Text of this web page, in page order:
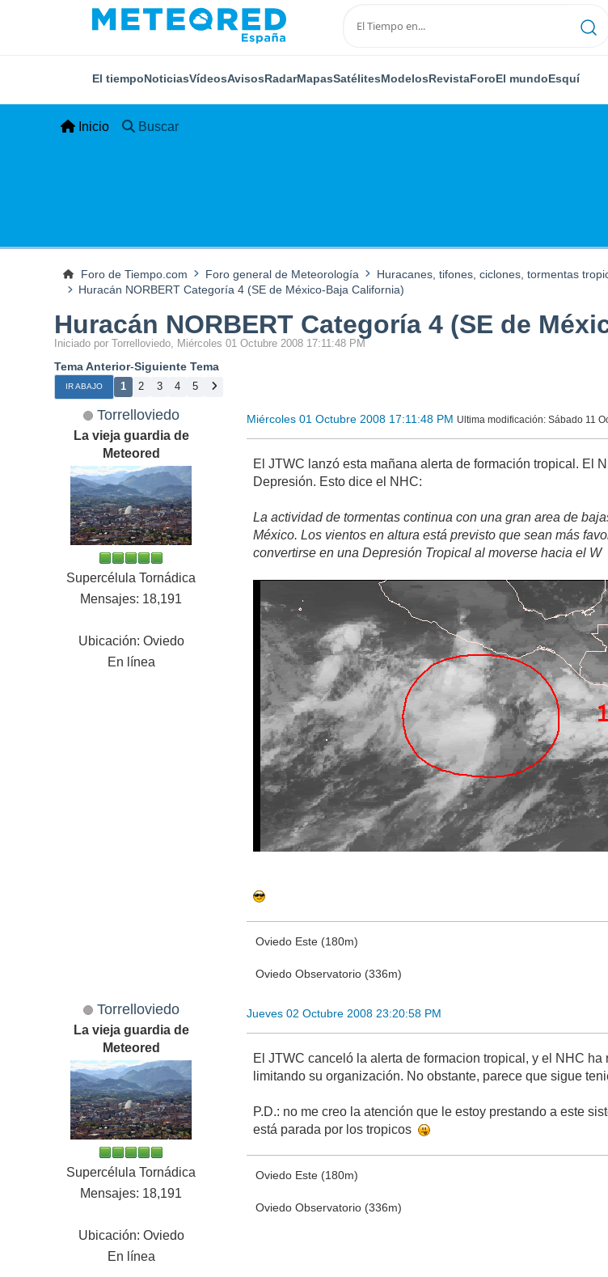
El tiempoNoticiasVídeosAvisosRadarMapasSatélitesModelosRevistaForoEl mundoEsquí
Inicio Buscar
Foro de Tiempo.com Foro general de Meteorología Huracanes, tifones, ciclones, tormentas
Huracán NORBERT Categoría 4 (SE de México-Baja California)
Huracán NORBERT Categoría 4 (SE de
Iniciado por Torrelloviedo, Miércoles 01 Octubre 2008 17:11:48 PM
Tema Anterior-Siguiente Tema
IR ABAJO 1 2 3 4 5
Torrelloviedo
La vieja guardia de
Meteored
Supercélula Tornádica
Mensajes: 18,191
Ubicación: Oviedo
En línea
Miércoles 01 Octubre 2008 17:11:48 PM Ultima modificación: Sábado 11
El JTWC lanzó esta mañana alerta de formación tropical. El
Depresión. Esto dice el NHC:
La actividad de tormentas continua con una gran area de
México. Los vientos en altura está previsto que sean más
convertirse en una Depresión Tropical al moverse hacia el W
Oviedo Este (180m)
Oviedo Observatorio (336m)
Torrelloviedo
La vieja guardia de
Meteored
Supercélula Tornádica
Mensajes: 18,191
Ubicación: Oviedo
En línea
Jueves 02 Octubre 2008 23:20:58 PM
El JTWC canceló la alerta de formacion tropical, y el NHC
limitando su organización. No obstante, parece que sigue
P.D.: no me creo la atención que le estoy prestando a este
está parada por los tropicos
Oviedo Este (180m)
Oviedo Observatorio (336m)